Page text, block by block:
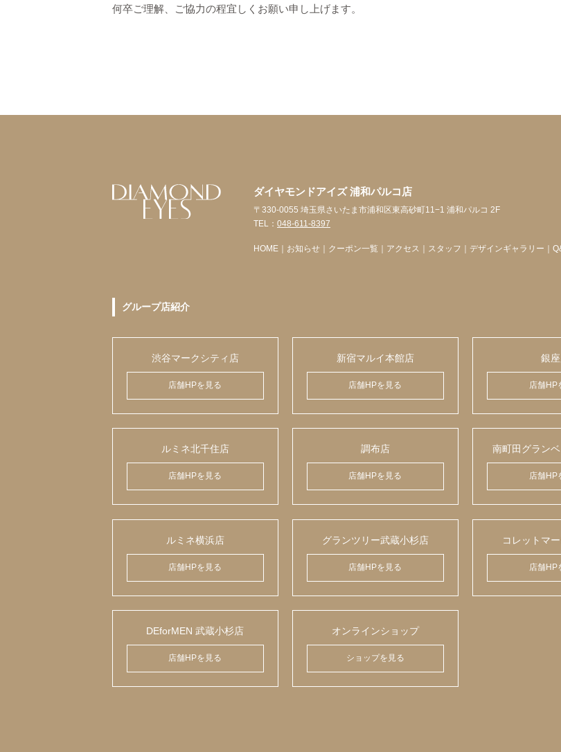
何卒ご理解、ご協力の程宜しくお願い申し上げます。
ダイヤモンドアイズ 浦和パルコ店
〒330-0055 埼玉県さいたま市浦和区東高砂町11−1 浦和パルコ 2F
TEL： 048-611-8397
HOME お知らせ クーポン一覧 アクセス スタッフ デザインギャラリー
グループ店紹介
渋谷マークシティ店
店舗HPを見る
新宿マルイ本館店
店舗HPを見る
銀
店舗HP
ルミネ北千住店
店舗HPを見る
調布店
店舗HPを見る
南町田グラン
店舗HP
ルミネ横浜店
店舗HPを見る
グランツリー武蔵小杉店
店舗HPを見る
コレットマ
店舗HP
DEforMEN 武蔵小杉店
店舗HPを見る
オンラインショップ
ショップを見る